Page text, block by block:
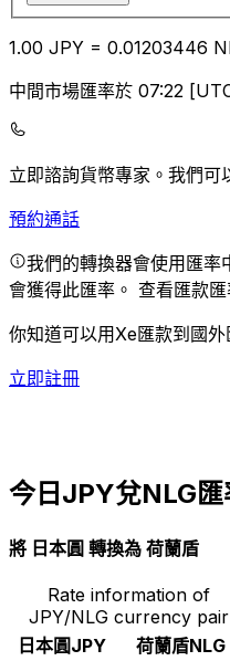
1.00 JPY = 0.01203446
中間市場匯率於 07:22
立即諮詢貨幣專家。 我們可
預約通話
我們的轉換器會使用匯率
會獲得此匯率。 查看匯款匯
你知道可以用Xe匯款到國外
立即註冊
今日JPY兌NLG匯
將 日本圓 轉換為 荷蘭盾
Rate information of
JPY/NLG currency pair
日本圓JPY 荷蘭盾NLG